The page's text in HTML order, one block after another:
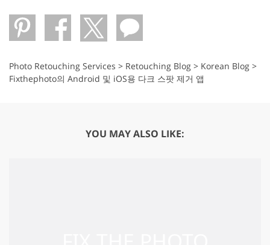
Photo Retouching Services > Retouching Blog > Korean Blog >
Fixthephoto의 Android 및 iOS용 다크 스팟 제거 앱
YOU MAY ALSO LIKE: